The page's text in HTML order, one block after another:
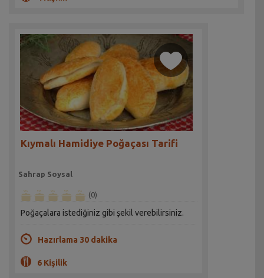
Kıymalı Hamidiye Poğaçası Tarifi
Sahrap Soysal
(0)
Poğaçalara istediğiniz gibi şekil verebilirsiniz.
Hazırlama 30 dakika
6 Kişilik